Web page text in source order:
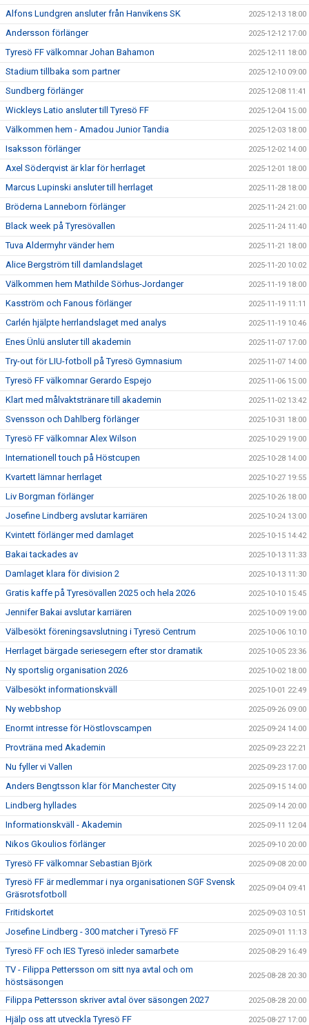
Alfons Lundgren ansluter från Hanvikens SK 2025-12-13 18:00
Andersson förlänger 2025-12-12 17:00
Tyresö FF välkomnar Johan Bahamon 2025-12-11 18:00
Stadium tillbaka som partner 2025-12-10 09:00
Sundberg förlänger 2025-12-08 11:41
Wickleys Latio ansluter till Tyresö FF 2025-12-04 15:00
Välkommen hem - Amadou Junior Tandia 2025-12-03 18:00
Isaksson förlänger 2025-12-02 14:00
Axel Söderqvist är klar för herrlaget 2025-12-01 18:00
Marcus Lupinski ansluter till herrlaget 2025-11-28 18:00
Bröderna Lanneborn förlänger 2025-11-24 21:00
Black week på Tyresövallen 2025-11-24 11:40
Tuva Aldermyhr vänder hem 2025-11-21 18:00
Alice Bergström till damlandslaget 2025-11-20 10:02
Välkommen hem Mathilde Sörhus-Jordanger 2025-11-19 18:00
Kasström och Fanous förlänger 2025-11-19 11:11
Carlén hjälpte herrlandslaget med analys 2025-11-19 10:46
Enes Ünlü ansluter till akademin 2025-11-07 17:00
Try-out för LIU-fotboll på Tyresö Gymnasium 2025-11-07 14:00
Tyresö FF välkomnar Gerardo Espejo 2025-11-06 15:00
Klart med målvaktstränare till akademin 2025-11-02 13:42
Svensson och Dahlberg förlänger 2025-10-31 18:00
Tyresö FF välkomnar Alex Wilson 2025-10-29 19:00
Internationell touch på Höstcupen 2025-10-28 14:00
Kvartett lämnar herrlaget 2025-10-27 19:55
Liv Borgman förlänger 2025-10-26 18:00
Josefine Lindberg avslutar karriären 2025-10-24 13:00
Kvintett förlänger med damlaget 2025-10-15 14:42
Bakai tackades av 2025-10-13 11:33
Damlaget klara för division 2 2025-10-13 11:30
Gratis kaffe på Tyresövallen 2025 och hela 2026 2025-10-10 15:45
Jennifer Bakai avslutar karriären 2025-10-09 19:00
Välbesökt föreningsavslutning i Tyresö Centrum 2025-10-06 10:10
Herrlaget bärgade seriesegern efter stor dramatik 2025-10-05 23:36
Ny sportslig organisation 2026 2025-10-02 18:00
Välbesökt informationskväll 2025-10-01 22:49
Ny webbshop 2025-09-26 09:00
Enormt intresse för Höstlovscampen 2025-09-24 14:00
Provträna med Akademin 2025-09-23 22:21
Nu fyller vi Vallen 2025-09-23 17:00
Anders Bengtsson klar för Manchester City 2025-09-15 14:00
Lindberg hyllades 2025-09-14 20:00
Informationskväll - Akademin 2025-09-11 12:04
Nikos Gkoulios förlänger 2025-09-10 20:00
Tyresö FF välkomnar Sebastian Björk 2025-09-08 20:00
Tyresö FF är medlemmar i nya organisationen SGF Svensk
Gräsrotsfotboll
2025-09-04 09:41
Fritidskortet 2025-09-03 10:51
Josefine Lindberg - 300 matcher i Tyresö FF 2025-09-01 11:13
Tyresö FF och IES Tyresö inleder samarbete 2025-08-29 16:49
TV - Filippa Pettersson om sitt nya avtal och om
höstsäsongen
2025-08-28 20:30
Filippa Pettersson skriver avtal över säsongen 2027 2025-08-28 20:00
Hjälp oss att utveckla Tyresö FF 2025-08-27 17:00